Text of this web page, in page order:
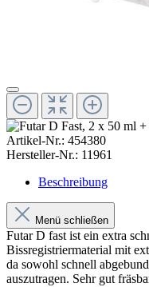
Artikel-Nr.: 454380
Hersteller-Nr.: 11961
Beschreibung
Menü schließen
Futar D fast ist ein extra
Bissregistriermaterial mit
da sowohl schnell
auszutragen. Sehr gut